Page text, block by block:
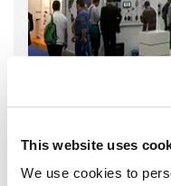
This website uses
We use cookies to